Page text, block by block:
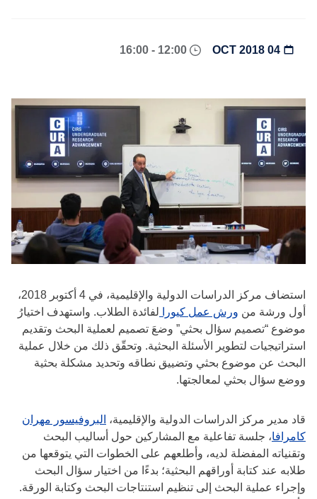
استضاف مركز الدراسات الدولية والإقليمية، في 4 أكتوبر 2018،
أول ورشة من ورش عمل كيورا لفائدة الطلاب. واستهدف اختيارُ
موضوع “تصميم سؤال بحثي” وضعَ تصميم لعملية البحث وتقديم
استراتيجيات لتطوير الأسئلة البحثية. وتحقّق ذلك من خلال عملية
البحث عن موضوع بحثي وتضييق نطاقه وتحديد مشكلة بحثية
ووضع سؤال بحثي لمعالجتها.
قاد مدير مركز الدراسات الدولية والإقليمية، البروفيسور مهران
كامرافا، جلسة تفاعلية مع المشاركين حول أساليب البحث
وتقنياته المفضلة لديه، وأطلعهم على الخطوات التي يتوقعها من
طلابه عند كتابة أوراقهم البحثية؛ بدءًا من اختيار سؤال البحث
وإجراء عملية البحث إلى تنظيم استنتاجات البحث وكتابة الورقة.